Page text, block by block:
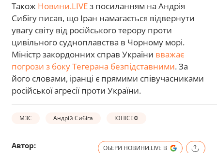
Також Новини.LIVEз посиланням на Андрія
Сибігу писав, що Іран намагається відвернути
увагу світу від російського терору проти
цивільного судноплавства в Чорному морі.
Міністр закордонних справ України вважає
погрози з боку Тегерана безпідставними. За
його словами, іранці є прямими співучасниками
російської агресії проти України.
МЗС Андрій Сибіга ЮНІСЕФ
Автор: ОБЕРИ НОВИНИ.LIVE В